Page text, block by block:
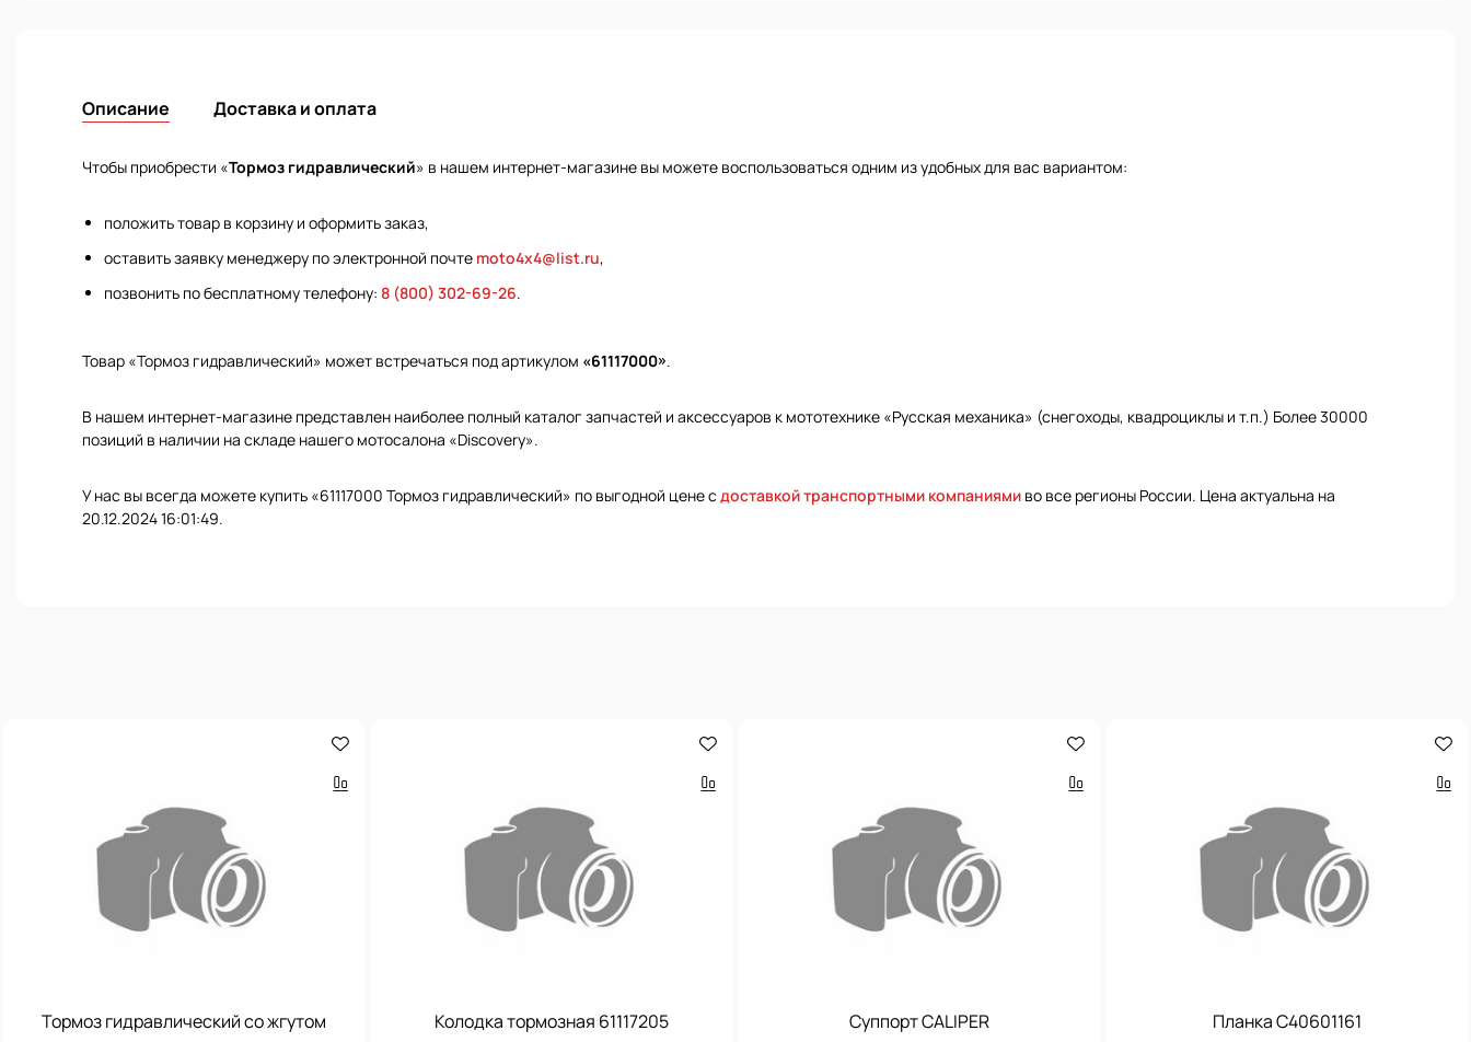
Описание Доставка и оплата
Чтобы приобрести «Тормоз гидравлический» в нашем интернет-магазине вы можете воспользоваться одним из удобных для вас вариантом:
положить товар в корзину и оформить заказ,
оставить заявку менеджеру по электронной почте moto4x4@list.ru,
позвонить по бесплатному телефону: 8 (800) 302-69-26.
Товар «Тормоз гидравлический» может встречаться под артикулом «61117000».
В нашем интернет-магазине представлен наиболее полный каталог запчастей и аксессуаров к мототехнике «Русская механика» (снегоходы, квадроциклы и т.п.) Более 30000
позиций в наличии на складе нашего мотосалона «Discovery».
У нас вы всегда можете купить «61117000 Тормоз гидравлический» по выгодной цене с доставкой транспортными компаниями во все регионы России. Цена актуальна на
20.12.2024 16:01:49.
Тормоз гидравлический со жгутом Колодка тормозная 61117205 Суппорт CALIPER Планка С40601161